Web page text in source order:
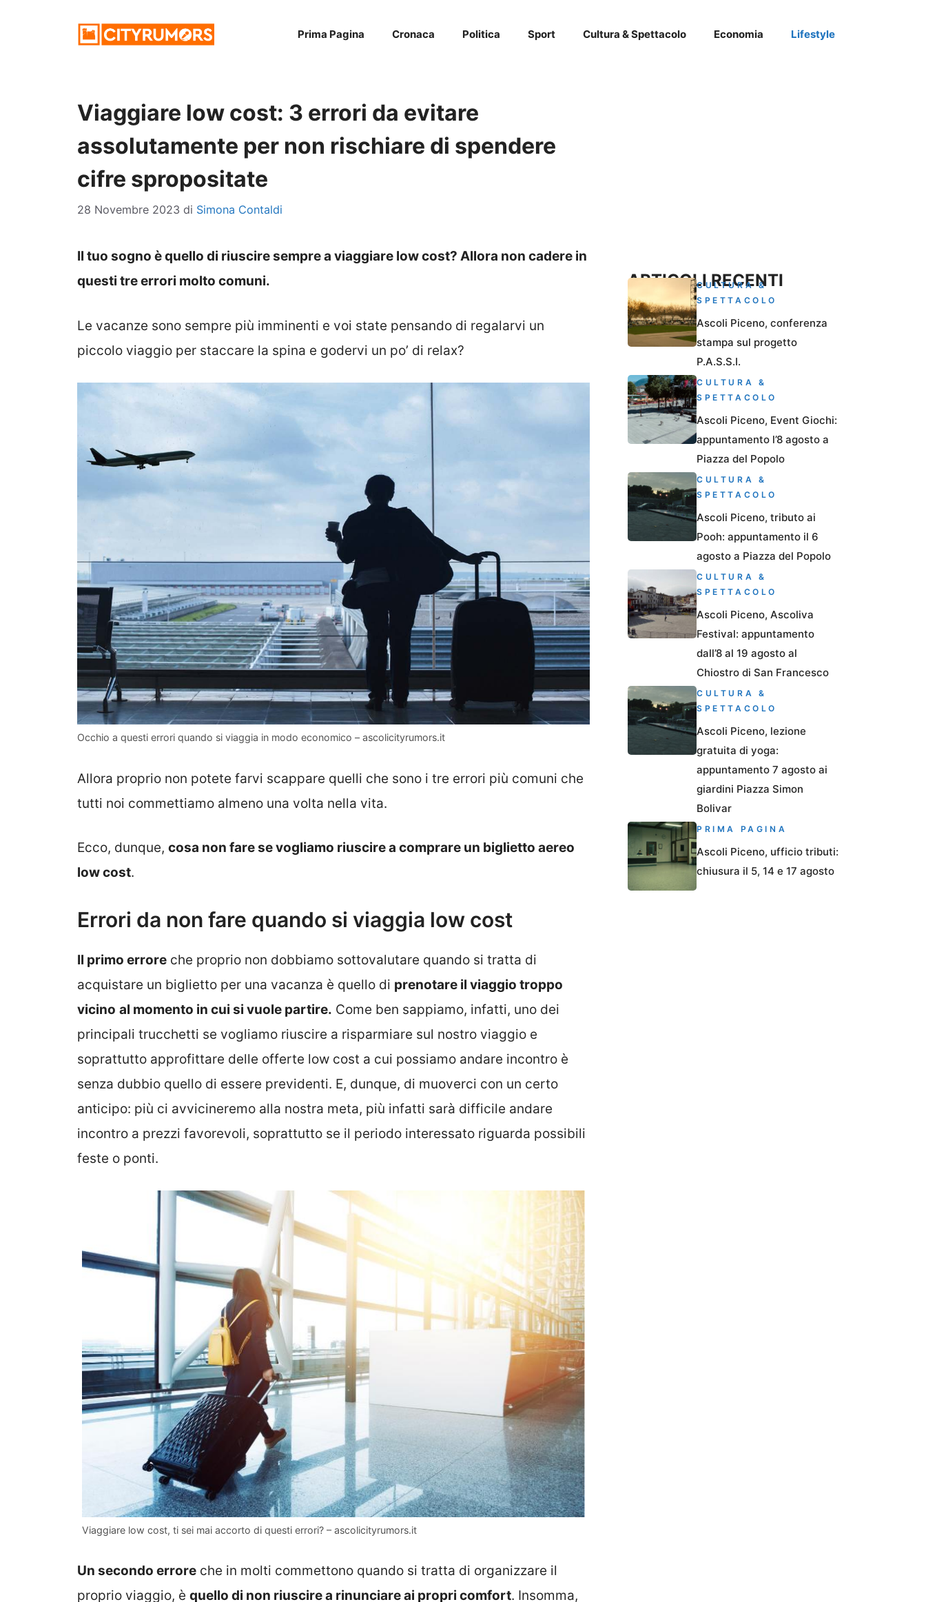
Prima Pagina Cronaca Politica Sport Cultura & Spettacolo Economia Lifestyle
Viaggiare low cost: 3 errori da evitare
assolutamente per non rischiare di spendere
cifre spropositate
28 Novembre 2023 di Simona Contaldi
Il tuo sogno è quello di riuscire sempre a viaggiare low cost? Allora non cadere in
questi tre errori molto comuni.
Le vacanze sono sempre più imminenti e voi state pensando di regalarvi un
piccolo viaggio per staccare la spina e godervi un po’ di relax?
Occhio a questi errori quando si viaggia in modo economico – ascolicityrumors.it
Allora proprio non potete farvi scappare quelli che sono i tre errori più comuni che
tutti noi commettiamo almeno una volta nella vita.
Ecco, dunque, cosa non fare se vogliamo riuscire a comprare un biglietto aereo
low cost.
Errori da non fare quando si viaggia low cost
Il primo errore che proprio non dobbiamo sottovalutare quando si tratta di
acquistare un biglietto per una vacanza è quello di prenotare il viaggio troppo
vicino al momento in cui si vuole partire. Come ben sappiamo, infatti, uno dei
principali trucchetti se vogliamo riuscire a risparmiare sul nostro viaggio e
soprattutto approfittare delle offerte low cost a cui possiamo andare incontro è
senza dubbio quello di essere previdenti. E, dunque, di muoverci con un certo
anticipo: più ci avvicineremo alla nostra meta, più infatti sarà difficile andare
incontro a prezzi favorevoli, soprattutto se il periodo interessato riguarda possibili
feste o ponti.
Viaggiare low cost, ti sei mai accorto di questi errori? – ascolicityrumors.it
Un secondo errore che in molti commettono quando si tratta di organizzare il
proprio viaggio, è quello di non riuscire a rinunciare ai propri comfort. Insomma,
ARTICOLI RECENTI
CULTURA &
SPETTACOLO
Ascoli Piceno, conferenza
stampa sul progetto
P.A.S.S.I.
CULTURA &
SPETTACOLO
Ascoli Piceno, Event Giochi:
appuntamento l’8 agosto a
Piazza del Popolo
CULTURA &
SPETTACOLO
Ascoli Piceno, tributo ai
Pooh: appuntamento il 6
agosto a Piazza del Popolo
CULTURA &
SPETTACOLO
Ascoli Piceno, Ascoliva
Festival: appuntamento
dall’8 al 19 agosto al
Chiostro di San Francesco
CULTURA &
SPETTACOLO
Ascoli Piceno, lezione
gratuita di yoga:
appuntamento 7 agosto ai
giardini Piazza Simon
Bolivar
PRIMA PAGINA
Ascoli Piceno, ufficio tributi:
chiusura il 5, 14 e 17 agosto